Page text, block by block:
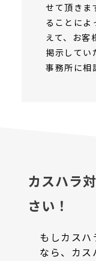
せて頂きま
ることによ
えて、お客
掲示してい
事務所に相
カスハラ
さい！
もしカスハ
なら、カス